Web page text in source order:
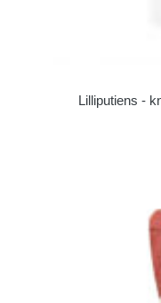
Lilliputiens -